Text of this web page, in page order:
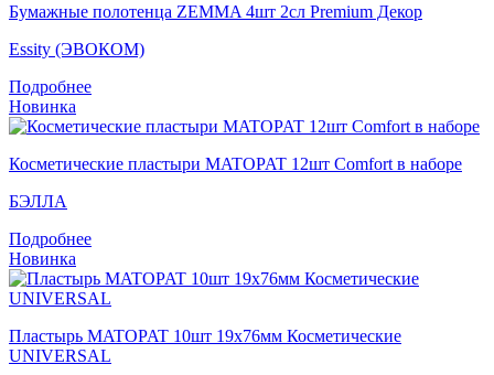
Бумажные полотенца ZEMMA 4шт 2сл Premium Декор
Essity (ЭВОКОМ)
Подробнее
Новинка
Косметические пластыри MATOPAT 12шт Comfort в наборе
БЭЛЛА
Подробнее
Новинка
Пластырь MATOPAT 10шт 19х76мм Косметические
UNIVERSAL